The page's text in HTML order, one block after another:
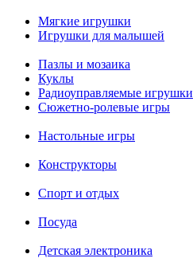
Мягкие игрушки
Игрушки для малышей
Пазлы и мозаика
Куклы
Радиоуправляемые игрушки
Сюжетно-ролевые игры
Настольные игры
Конструкторы
Спорт и отдых
Посуда
Детская электроника